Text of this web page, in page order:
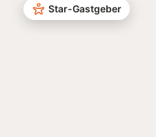
Star-Gastgeber